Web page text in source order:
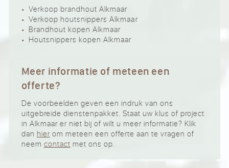
Verkoop brandhout Alkmaar
Verkoop houtsnippers Alkmaar
Brandhout kopen Alkmaar
Houtsnippers kopen Alkmaar
Meer informatie of meteen een
offerte?
De voorbeelden geven een indruk van ons
uitgebreide dienstenpakket. Staat uw klus of project
in Alkmaar er niet bij of wilt u meer informatie? Klik
dan hierom meteen een offerte aan te vragen of
neem contact met ons op.